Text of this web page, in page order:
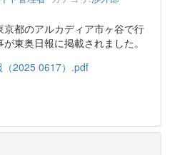
都のアルカディア市ヶ谷で行
東奥日報に掲載されました。
（2025 0617）.pdf